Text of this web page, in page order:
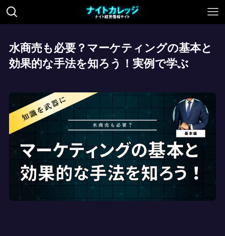
水商売も必要？マーケティングの基本と
効果的な手法を知ろう！実例で学ぶ